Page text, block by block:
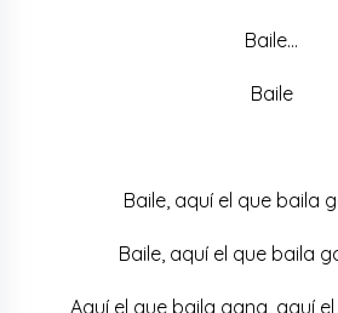
Baile…
Baile
Baile, aquí el que baila
Baile, aquí el que baila
Aquí el que baila gana, aquí